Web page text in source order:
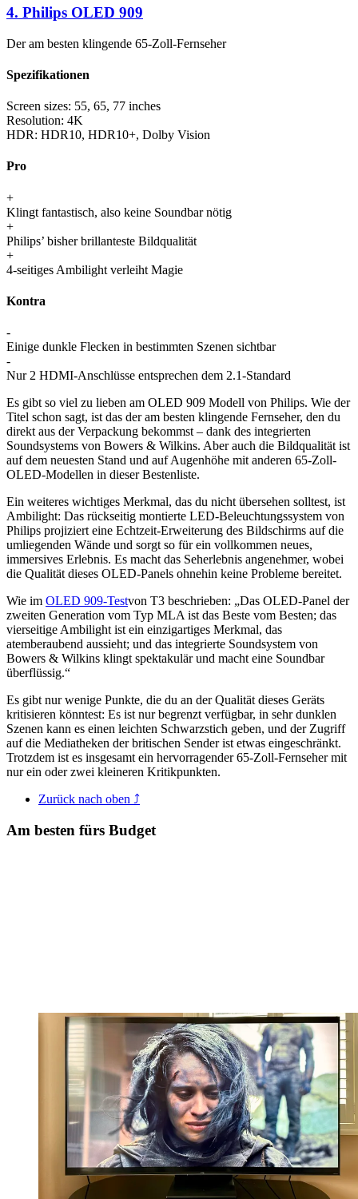
4. Philips OLED 909
Der am besten klingende 65-Zoll-Fernseher
Spezifikationen
Screen sizes: 55, 65, 77 inches
Resolution: 4K
HDR: HDR10, HDR10+, Dolby Vision
Pro
+
Klingt fantastisch, also keine Soundbar nötig
+
Philips’ bisher brillanteste Bildqualität
+
4-seitiges Ambilight verleiht Magie
Kontra
-
Einige dunkle Flecken in bestimmten Szenen sichtbar
-
Nur 2 HDMI-Anschlüsse entsprechen dem 2.1-Standard
Es gibt so viel zu lieben am OLED 909 Modell von Philips. Wie der
Titel schon sagt, ist das der am besten klingende Fernseher, den du
direkt aus der Verpackung bekommst – dank des integrierten
Soundsystems von Bowers & Wilkins. Aber auch die Bildqualität ist
auf dem neuesten Stand und auf Augenhöhe mit anderen 65-Zoll-
OLED-Modellen in dieser Bestenliste.
Ein weiteres wichtiges Merkmal, das du nicht übersehen solltest, ist
Ambilight: Das rückseitig montierte LED-Beleuchtungssystem von
Philips projiziert eine Echtzeit-Erweiterung des Bildschirms auf die
umliegenden Wände und sorgt so für ein vollkommen neues,
immersives Erlebnis. Es macht das Seherlebnis angenehmer, wobei
die Qualität dieses OLED-Panels ohnehin keine Probleme bereitet.
Wie im OLED 909-Testvon T3 beschrieben: „Das OLED-Panel der
zweiten Generation vom Typ MLA ist das Beste vom Besten; das
vierseitige Ambilight ist ein einzigartiges Merkmal, das
atemberaubend aussieht; und das integrierte Soundsystem von
Bowers & Wilkins klingt spektakulär und macht eine Soundbar
überflüssig.“
Es gibt nur wenige Punkte, die du an der Qualität dieses Geräts
kritisieren könntest: Es ist nur begrenzt verfügbar, in sehr dunklen
Szenen kann es einen leichten Schwarzstich geben, und der Zugriff
auf die Mediatheken der britischen Sender ist etwas eingeschränkt.
Trotzdem ist es insgesamt ein hervorragender 65-Zoll-Fernseher mit
nur ein oder zwei kleineren Kritikpunkten.
Zurück nach oben ⤴
Am besten fürs Budget